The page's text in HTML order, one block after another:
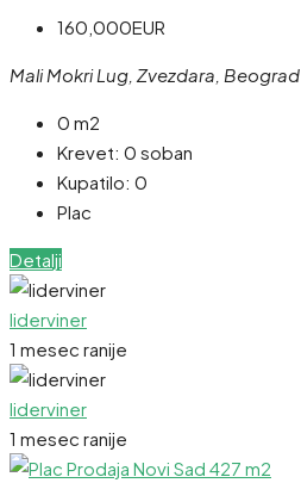
160,000EUR
Mali Mokri Lug, Zvezdara, Beograd
0 m2
Krevet: 0 soban
Kupatilo: 0
Plac
Detalji
liderviner
1 mesec ranije
liderviner
1 mesec ranije